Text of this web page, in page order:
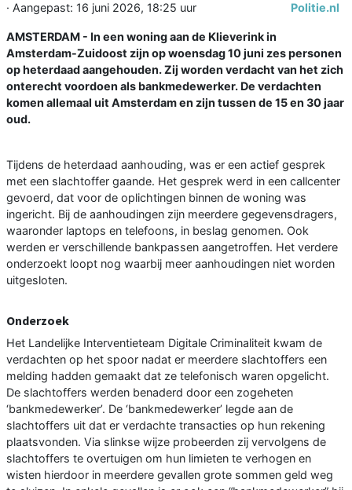
· Aangepast: 16 juni 2026, 18:25 uur
Politie.nl
AMSTERDAM - In een woning aan de Klieverink in
Amsterdam-Zuidoost zijn op woensdag 10 juni zes personen
op heterdaad aangehouden. Zij worden verdacht van het zich
onterecht voordoen als bankmedewerker. De verdachten
komen allemaal uit Amsterdam en zijn tussen de 15 en 30 jaar
oud.
Tijdens de heterdaad aanhouding, was er een actief gesprek
met een slachtoffer gaande. Het gesprek werd in een callcenter
gevoerd, dat voor de oplichtingen binnen de woning was
ingericht. Bij de aanhoudingen zijn meerdere gegevensdragers,
waaronder laptops en telefoons, in beslag genomen. Ook
werden er verschillende bankpassen aangetroffen. Het verdere
onderzoekt loopt nog waarbij meer aanhoudingen niet worden
uitgesloten.
Onderzoek
Het Landelijke Interventieteam Digitale Criminaliteit kwam de
verdachten op het spoor nadat er meerdere slachtoffers een
melding hadden gemaakt dat ze telefonisch waren opgelicht.
De slachtoffers werden benaderd door een zogeheten
‘bankmedewerker’. De ‘bankmedewerker’ legde aan de
slachtoffers uit dat er verdachte transacties op hun rekening
plaatsvonden. Via slinkse wijze probeerden zij vervolgens de
slachtoffers te overtuigen om hun limieten te verhogen en
wisten hierdoor in meerdere gevallen grote sommen geld weg